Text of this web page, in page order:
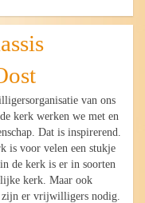
van ons
kerk werken we met en
Dat is inspirerend.
is voor velen een stukje
de kerk is er in soorten
kerk. Maar ook
zijn er vrijwilligers nodig.